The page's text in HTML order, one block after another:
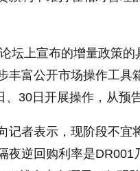
坛上宣布的增量政策的
丰富公开市场操作工具
30日开展操作，从预
记者表示，现阶段不宜
夜逆回购利率是DR001